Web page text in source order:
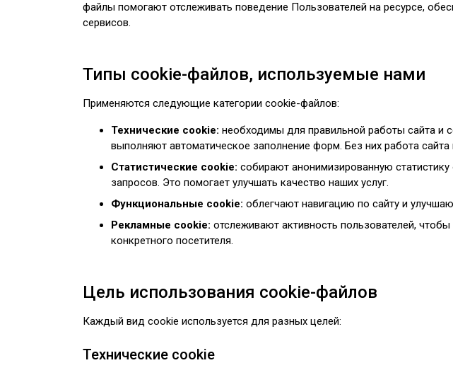
файлы помогают отслеживать поведение Пользователей на ресурсе,
сервисов.
Типы cookie-файлов, используемые нами
Применяются следующие категории cookie-файлов:
Технические cookie: необходимы для правильной работы сайта и
выполняют автоматическое заполнение форм. Без них работа
Статистические cookie: собирают анонимизированную
запросов. Это помогает улучшать качество наших услуг.
Функциональные cookie: облегчают навигацию по сайту и
Рекламные cookie: отслеживают активность пользователей,
конкретного посетителя.
Цель использования cookie-файлов
Каждый вид cookie используется для разных целей:
Технические cookie